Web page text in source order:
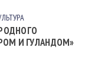
И ГУЛАНДОМ»